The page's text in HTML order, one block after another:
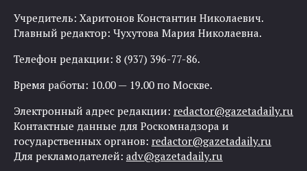
Учредитель: Харитонов Константин Николаевич.
Главный редактор: Чухутова Мария Николаевна.
Телефон редакции: 8 (937) 396-77-86.
Время работы: 10.00 — 19.00 по Москве.
Электронный адрес редакции: redactor@gazetadaily.ru
Контактные данные для Роскомнадзора и
государственных органов: redactor@gazetadaily.ru
Для рекламодателей: adv@gazetadaily.ru